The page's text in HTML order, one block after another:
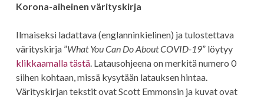
Korona-aiheinen värityskirja
Ilmaiseksi ladattava (englanninkielinen) ja tulostettava
värityskirja ”What You Can Do About COVID-19” löytyy
klikkaamalla tästä. Latausohjeena on merkitä numero 0
siihen kohtaan, missä kysytään latauksen hintaa.
Värityskirjan tekstit ovat Scott Emmonsin ja kuvat ovat